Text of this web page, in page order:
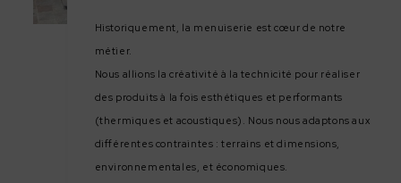
Historiquement, la menuiserie est cœur de notre
métier.
Nous allions la créativité à la technicité pour réaliser
des produits à la fois esthétiques et performants
(thermiques et acoustiques). Nous nous adaptons aux
différentes contraintes : terrains et dimensions,
environnementales, et économiques.